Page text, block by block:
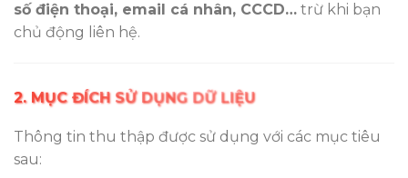
số điện thoại, email cá nhân, CCCD… trừ khi bạn
chủ động liên hệ.
2. MỤC ĐÍCH SỬ DỤNG DỮ LIỆU
Thông tin thu thập được sử dụng với các mục tiêu
sau: